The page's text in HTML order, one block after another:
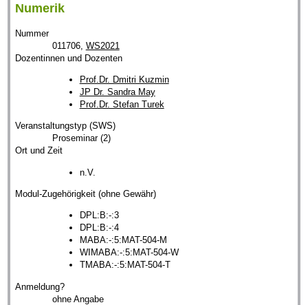
Numerik
Nummer
011706, WS2021
Dozentinnen und Dozenten
Prof.Dr. Dmitri Kuzmin
JP Dr. Sandra May
Prof.Dr. Stefan Turek
Veranstaltungstyp (SWS)
Proseminar (2)
Ort und Zeit
n.V.
Modul-Zugehörigkeit (ohne Gewähr)
DPL:B:-:3
DPL:B:-:4
MABA:-:5:MAT-504-M
WIMABA:-:5:MAT-504-W
TMABA:-:5:MAT-504-T
Anmeldung?
ohne Angabe